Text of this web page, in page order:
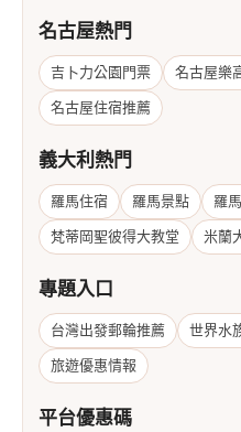
名古屋熱門
吉卜力公園門票 名古屋樂
名古屋住宿推薦
義大利熱門
羅馬住宿 羅馬景點 羅
梵蒂岡聖彼得大教堂 米蘭
專題入口
台灣出發郵輪推薦 世界水
旅遊優惠情報
平台優惠碼